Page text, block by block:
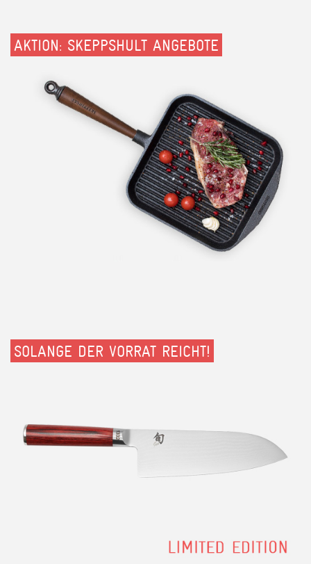
AKTION: SKEPPSHULT ANGEBOTE
SOLANGE DER VORRAT REICHT!